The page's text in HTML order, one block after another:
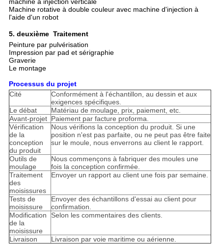
machine à injection verticale
Machine rotative à double couleur avec machine d'injection à
l'aide d'un robot
5. deuxième  Traitement
Peinture par pulvérisation
Impression par pad et sérigraphie
Graverie
Le montage
Processus du projet
Cité
Conformément à l'échantillon, au dessin et aux
exigences spécifiques.
Le débat
Matériau de moulage, prix, paiement, etc.
Avant-projet Paiement par facture proforma.
Vérification
de la
conception
du produit
Nous vérifions la conception du produit. Si une
position n'est pas parfaite, ou ne peut pas être faite
sur le moule, nous enverrons au client le rapport.
Outils de
moulage
Nous commençons à fabriquer des moules une
fois la conception confirmée.
Traitement
des
moisissures
Envoyer un rapport au client une fois par semaine.
Tests de
moisissure
Envoyer des échantillons d'essai au client pour
confirmation.
Modification
de la
moisissure
Selon les commentaires des clients.
Livraison Livraison par voie maritime ou aérienne.